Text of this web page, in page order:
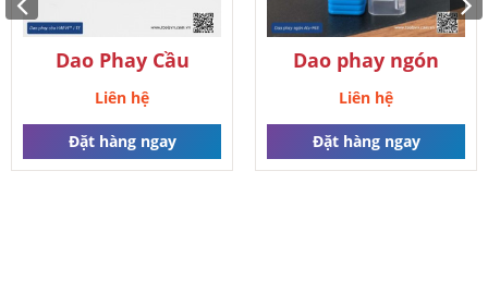
Dao Phay Cầu
Liên hệ
Đặt hàng ngay
Dao phay ngón
BooYoung
Liên hệ
Đặt hàng ngay